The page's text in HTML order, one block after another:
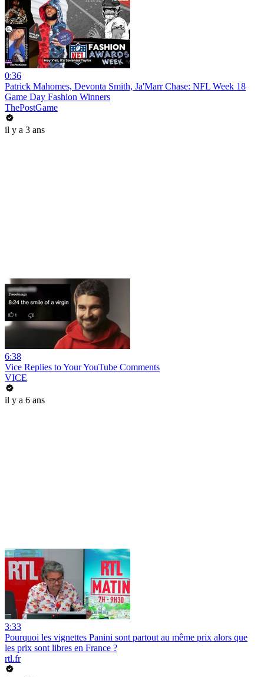
0:36
Patrick Mahomes, Devonta Smith, Ja'Marr Chase: NFL Week 18
Game Day Fashion Winners
ThePostGame
il y a 3 ans
6:38
Vice Replies to Your YouTube Comments
VICE
il y a 6 ans
3:33
Pourquoi les vignettes Panini sont partout au même prix alors que
les prix sont libres en France ?
rtl.fr